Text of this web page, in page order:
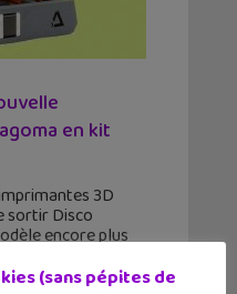
en kit
3D
sortir Disco
encore plus
Dagoma en début
(sans pépites de